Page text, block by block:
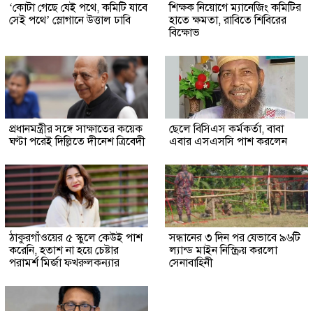
‘কোটা গেছে যেই পথে, কমিটি যাবে
সেই পথে’ স্লোগানে উত্তাল ঢাবি
শিক্ষক নিয়োগে ম্যানেজিং কমিটির
হাতে ক্ষমতা, রাবিতে শিবিরের
বিক্ষোভ
প্রধানমন্ত্রীর সঙ্গে সাক্ষাতের কয়েক
ঘণ্টা পরেই দিল্লিতে দীনেশ ত্রিবেদী
ছেলে বিসিএস কর্মকর্তা, বাবা
এবার এসএসসি পাশ করলেন
ঠাকুরগাঁওয়ের ৫ স্কুলে কেউই পাশ
করেনি, হতাশ না হয়ে চেষ্টার
পরামর্শ মির্জা ফখরুলকন্যার
সন্ধানের ৩ দিন পর যেভাবে ৯৬টি
ল্যান্ড মাইন নিস্ক্রিয় করলো
সেনাবাহিনী